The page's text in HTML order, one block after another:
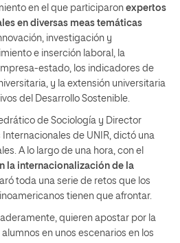
en el que participaron expertos
en diversas meas temáticas
investigación y
e inserción laboral, la
estado, los indicadores de
y la extensión universitaria
del Desarrollo Sostenible.
de Sociología y Director
de UNIR, dictó una
A lo largo de una hora, con el
la internacionalización de la
toda una serie de retos que los
tienen que afrontar.
quieren apostar por la
en unos escenarios en los